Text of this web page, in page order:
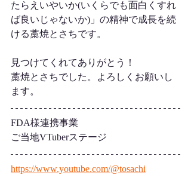
たらえいやいか(いくらでも面白くすれ
ば良いじゃないか)」の精神で成長を続
ける藁焼とさちです。
見つけてくれてありがとう！
藁焼とさちでした。よろしくお願いし
ます。
FDA様連携事業
ご当地VTuberステージ
https://www.youtube.com/@tosachi